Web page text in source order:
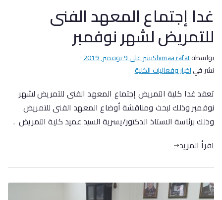
غدا إجتماع المعهد الفنى
للتمريض لشهر نوفمبر
بواسطةShimaa rafatنشر على9 نوفمبر, 2019
نشر فياخبار وفعاليات الكلية
تعقد غدا كلية التمريض إجتماع المعهد الفنى للتمريض لشهر
نوفمبر وذلك لبحث ومناقشة أوضاع المعهد الفنى للتمريض
وذلك برئاسة الاستاذ الدكتور/يسرية السيد عميد كلية التمريض .
اقرأ المزيد